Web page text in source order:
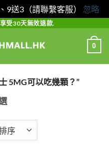
9送3（請聯繫客服） 忽略
受30天無效退款.
0
5MG可以吃幾顆？”